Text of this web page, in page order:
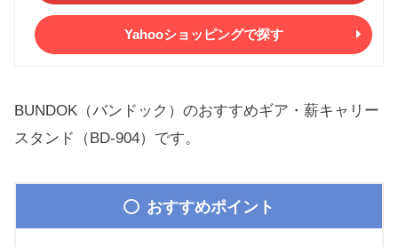
Yahooショッピングで探す
BUNDOK（バンドック）のおすすめギア・薪キャリー
スタンド（BD-904）です。
おすすめポイント